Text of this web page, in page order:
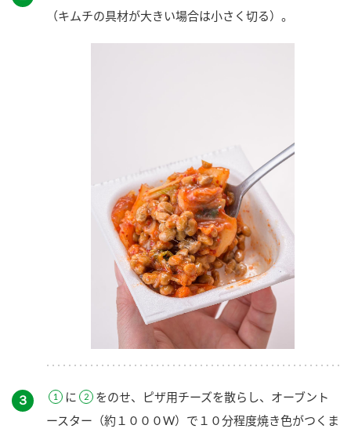
（キムチの具材が大きい場合は小さく切る）。
３ に
をのせ、ピザ用チーズを散らし、オーブント
ースター（約１０００W）で１０分程度焼き色がつくま